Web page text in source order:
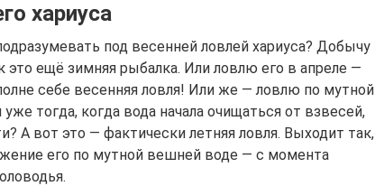
хариуса
под весенней ловлей хариуса? Добычу
это ещё зимняя рыбалка. Или ловлю его в апреле —
себе весенняя ловля! Или же — ловлю по мутной
тогда, когда вода начала очищаться от взвесей,
А вот это — фактически летняя ловля. Выходит так,
его по мутной вешней воде — с момента